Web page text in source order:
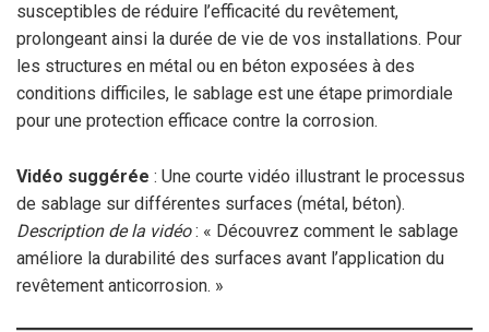
susceptibles de réduire l’efficacité du revêtement,
prolongeant ainsi la durée de vie de vos installations. Pour
les structures en métal ou en béton exposées à des
conditions difficiles, le sablage est une étape primordiale
pour une protection efficace contre la corrosion.
Vidéo suggérée : Une courte vidéo illustrant le processus
de sablage sur différentes surfaces (métal, béton).
Description de la vidéo: « Découvrez comment le sablage
améliore la durabilité des surfaces avant l’application du
revêtement anticorrosion. »